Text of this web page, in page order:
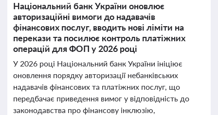
Національний банк України оновлює
авторизаційні вимоги до надавачів
фінансових послуг, вводить нові ліміти на
перекази та посилює контроль платіжних
операцій для ФОП у 2026 році
У 2026 році Національний банк України ініціює
оновлення порядку авторизації небанківських
надавачів фінансових та платіжних послуг, що
передбачає приведення вимог у відповідність до
законодавства про фінансову інклюзію,